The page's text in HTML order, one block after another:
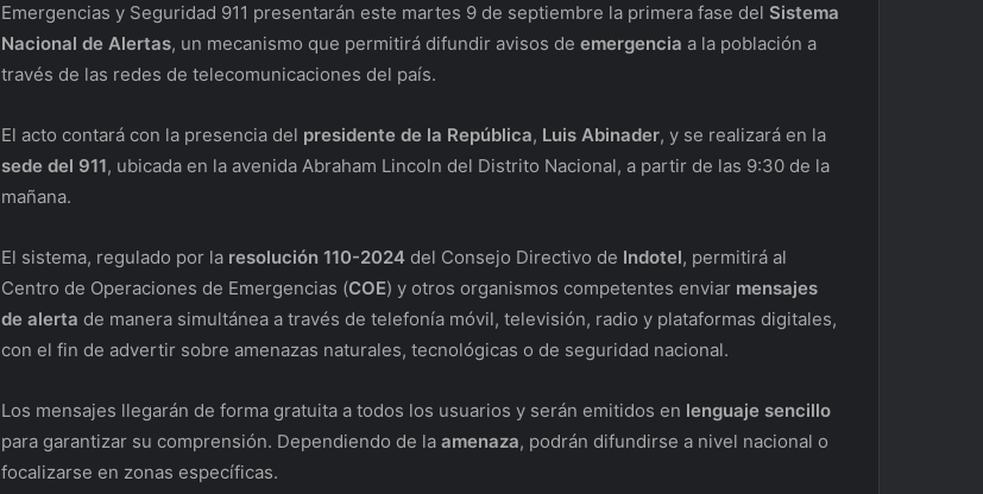
Emergencias y Seguridad 911 presentarán este martes 9 de septiembre la primera fase del Sistema
Nacional de Alertas, un mecanismo que permitirá difundir avisos de emergencia a la población a
través de las redes de telecomunicaciones del país.
El acto contará con la presencia del presidente de la República, Luis Abinader, y se realizará en la
sede del 911, ubicada en la avenida Abraham Lincoln del Distrito Nacional, a partir de las 9:30 de la
mañana.
El sistema, regulado por la resolución 110-2024 del Consejo Directivo de Indotel, permitirá al
Centro de Operaciones de Emergencias (COE) y otros organismos competentes enviar mensajes
de alerta de manera simultánea a través de telefonía móvil, televisión, radio y plataformas digitales,
con el fin de advertir sobre amenazas naturales, tecnológicas o de seguridad nacional.
Los mensajes llegarán de forma gratuita a todos los usuarios y serán emitidos en lenguaje sencillo
para garantizar su comprensión. Dependiendo de la amenaza, podrán difundirse a nivel nacional o
focalizarse en zonas específicas.